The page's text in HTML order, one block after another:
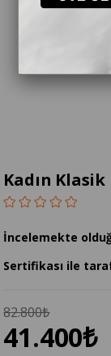
Kadın Klasik
İncelemekte
Sertifikası ile
82.800₺
41.400₺